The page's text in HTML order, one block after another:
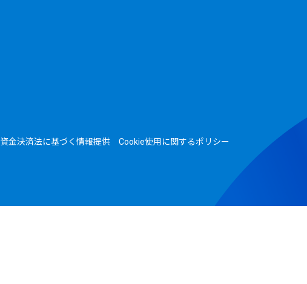
資金決済法に基づく情報提供
Cookie使用に関するポリシー